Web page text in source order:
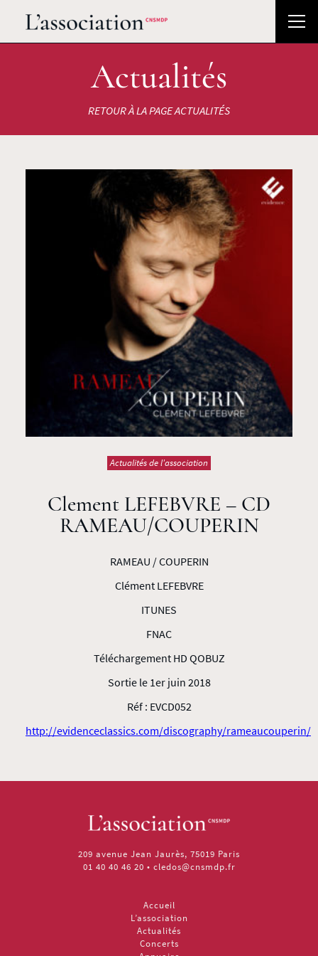
Actualités
RETOUR À LA PAGE ACTUALITÉS
Actualités de l'association
Clement LEFEBVRE – CD
RAMEAU/COUPERIN
RAMEAU / COUPERIN
Clément LEFEBVRE
ITUNES
FNAC
Téléchargement HD QOBUZ
Sortie le 1er juin 2018
Réf : EVCD052
http://evidenceclassics.com/discography/rameaucouperin/
209 avenue Jean Jaurès, 75019 Paris
01 40 40 46 20 • cledos@cnsmdp.fr
Accueil
L’association
Actualités
Concerts